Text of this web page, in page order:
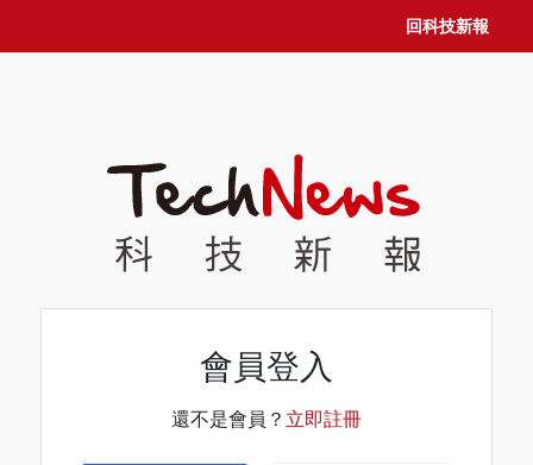
回科技新報
會員登入
還不是會員？ 立即註冊